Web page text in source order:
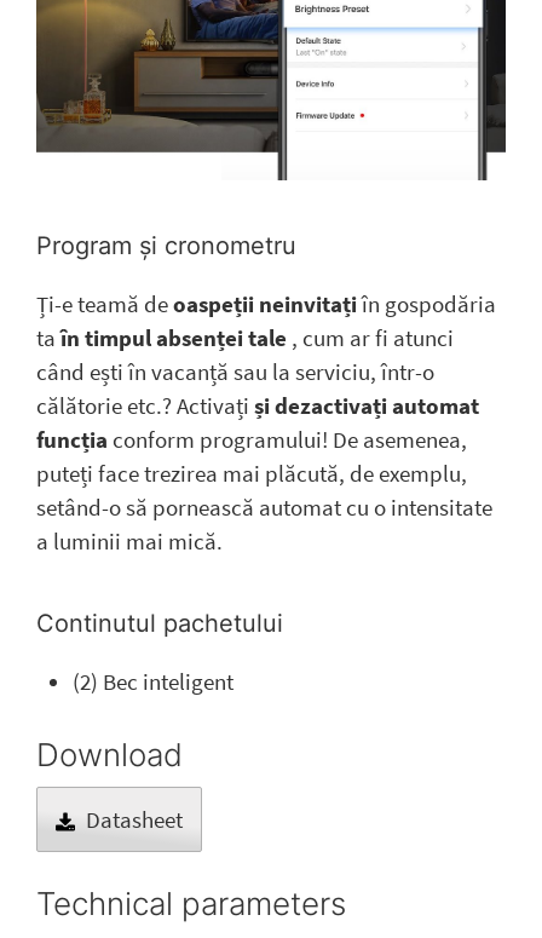
Program și cronometru
Ți-e teamă deoaspeții neinvitațiîn gospodăria
taîn timpul absenței tale , cum ar fi atunci
când ești în vacanță sau la serviciu, într-o
călătorie etc.? Activați și dezactivați automat
funcția conform programului! De asemenea,
puteți face trezirea mai plăcută, de exemplu,
setând-o să pornească automat cu o intensitate
a luminii mai mică.
Continutul pachetului
(2) Bec inteligent
Download
Datasheet
Technical parameters